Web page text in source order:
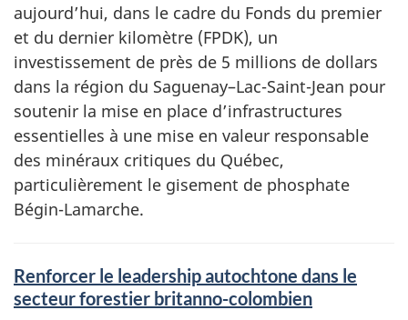
aujourd’hui, dans le cadre du Fonds du premier
et du dernier kilomètre (FPDK), un
investissement de près de 5 millions de dollars
dans la région du Saguenay–Lac-Saint-Jean pour
soutenir la mise en place d’infrastructures
essentielles à une mise en valeur responsable
des minéraux critiques du Québec,
particulièrement le gisement de phosphate
Bégin-Lamarche.
Renforcer le leadership autochtone dans le
secteur forestier britanno-colombien